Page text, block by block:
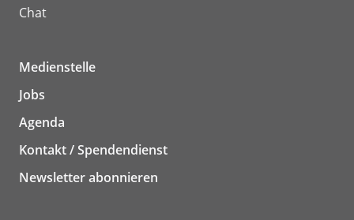
Chat
Medienstelle
Jobs
Agenda
Kontakt / Spendendienst
Newsletter abonnieren